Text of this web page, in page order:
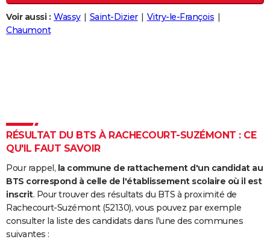
Destinations
City break
Voyage nature
Voyage de noces
Forum
Climat
+
PHOTO
Dictionnaire
Biographies
Citations
Expressions
Proverbes
PROGRAMME TV
S'inscrire
Se connecter
Lycées
Collèges
Primaires
Universités
Entreprises
Service militaire
Avis de recherche
AVIS DE DÉCÈS
FORUM
Bricolage
Lifestyle
Culture
Sport
Auto
Television
Voyage
Cinema
Voir aussi : Wassy Saint-Dizier
Vitry-le-François
Chaumont
RÉSULTAT DU BTS À RACHECOURT-SUZÉMONT : CE
QU'IL FAUT SAVOIR
Pour rappel, la commune de rattachement d'un candidat au
BTS correspond à celle de l'établissement scolaire où il est
inscrit. Pour trouver des résultats du BTS à proximité de
Rachecourt-Suzémont (52130), vous pouvez par exemple
consulter la liste des candidats dans l'une des communes
suivantes :